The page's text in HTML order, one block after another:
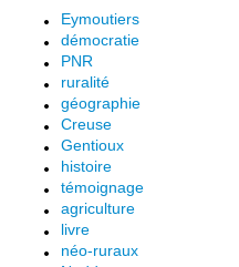
Eymoutiers
démocratie
PNR
ruralité
géographie
Creuse
Gentioux
histoire
témoignage
agriculture
livre
néo-ruraux